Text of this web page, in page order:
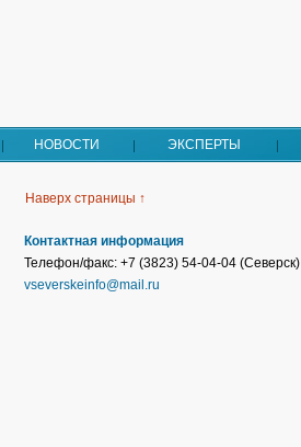
НОВОСТИ ЭКСПЕРТЫ
Наверх страницы ↑
Контактная информация
Телефон/факс: +7 (3823) 54-04-04 (Северск)
vseverskeinfo@mail.ru